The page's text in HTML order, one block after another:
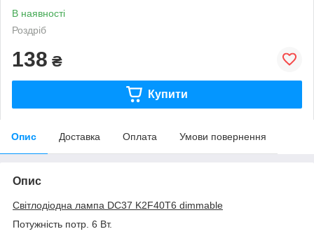
В наявності
Роздріб
138 ₴
Купити
Опис Доставка Оплата Умови повернення
Опис
Світлодіодна лампа DC37 K2F40T6 dimmable
Потужність потр. 6 Вт.